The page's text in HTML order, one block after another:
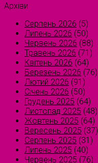
Архіви
Серпень 2026 (5)
Липень 2026 (50)
Червень 2026 (88)
Травень 2026 (71)
Квітень 2026 (64)
Березень 2026 (76)
Лютий 2026 (91)
Січень 2026 (50)
Грудень 2025 (64)
Листопад 2025 (48)
Жовтень 2025 (64)
Вересень 2025 (37)
Серпень 2025 (31)
Липень 2025 (40)
Червень 2025 (76)